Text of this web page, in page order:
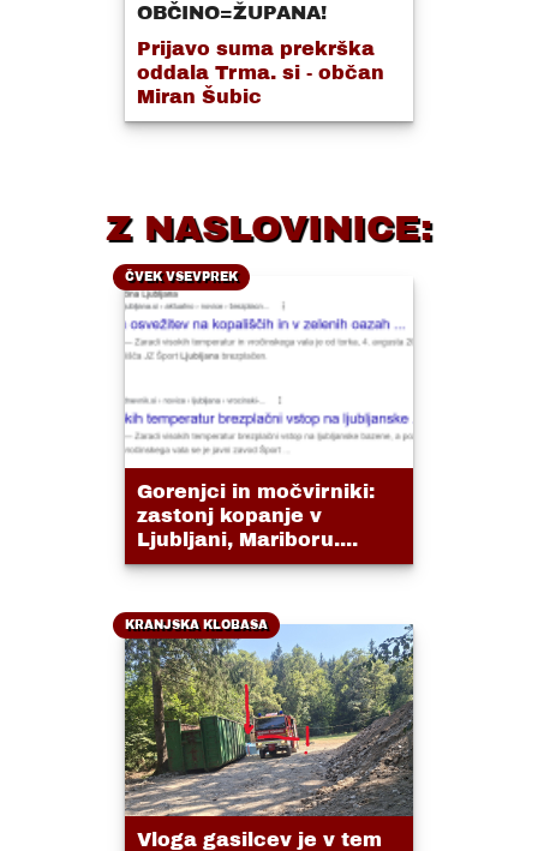
OBČINO=ŽUPANA!
Prijavo suma prekrška
oddala Trma. si - občan
Miran Šubic
Z NASLOVINICE:
ČVEK VSEVPREK
Gorenjci in močvirniki:
zastonj kopanje v
Ljubljani, Mariboru....
KRANJSKA KLOBASA
Vloga gasilcev je v tem